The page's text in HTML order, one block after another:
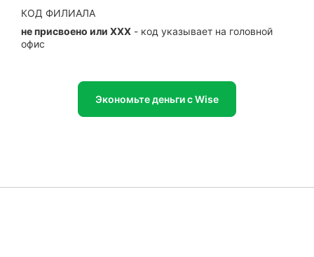
КОД ФИЛИАЛА
не присвоено или XXX - код указывает на головной
офис
Экономьте деньги с Wise